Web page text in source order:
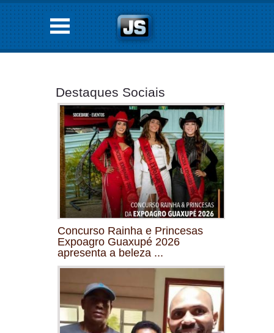
Destaques Sociais
Concurso Rainha e Princesas
Expoagro Guaxupé 2026
apresenta a beleza ...